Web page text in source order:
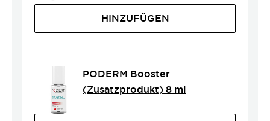
HINZUFÜGEN
PODERM Booster
(Zusatzprodukt) 8 ml